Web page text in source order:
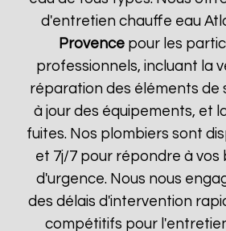
d'entretien chauffe eau
Provencepour les
professionnels, incluant la
réparation des éléments de
à jour des équipements, et
fuites. Nos plombiers sont
et 7j/7 pour répondre à vos
d'urgence. Nous nous
des délais d'intervention
compétitifs pour